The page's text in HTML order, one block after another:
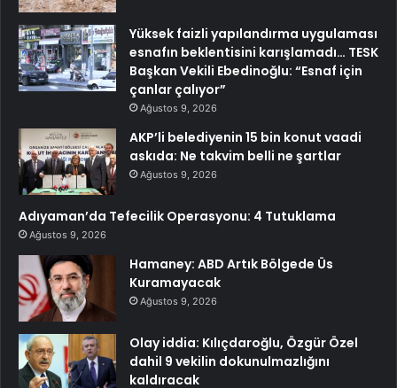
Yüksek faizli yapılandırma uygulaması
esnafın beklentisini karışlamadı… TESK
Başkan Vekili Ebedinoğlu: “Esnaf için
çanlar çalıyor”
Ağustos 9, 2026
AKP’li belediyenin 15 bin konut vaadi
askıda: Ne takvim belli ne şartlar
Ağustos 9, 2026
Adıyaman’da Tefecilik Operasyonu: 4 Tutuklama
Ağustos 9, 2026
Hamaney: ABD Artık Bölgede Üs
Kuramayacak
Ağustos 9, 2026
Olay iddia: Kılıçdaroğlu, Özgür Özel
dahil 9 vekilin dokunulmazlığını
kaldıracak